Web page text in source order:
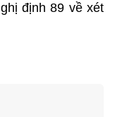
định 89 về xét